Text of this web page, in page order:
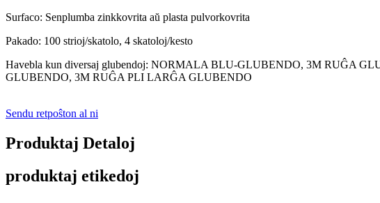
Surfaco: Senplumba zinkkovrita aŭ plasta pulvorkovrita
Pakado: 100 strioj/skatolo, 4 skatoloj/kesto
Havebla kun diversaj glubendoj: NORMALA BLU-GLUBENDO, 3M RUĜA
GLUBENDO, 3M RUĜA PLI LARĜA GLUBENDO
Sendu retpoŝton al ni
Produktaj Detaloj
produktaj etikedoj